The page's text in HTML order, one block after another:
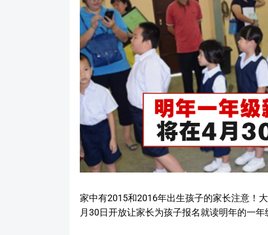
家中有2015和2016年出生孩子的家长注意！
月30日开放让家长为孩子报名就读明年的一年